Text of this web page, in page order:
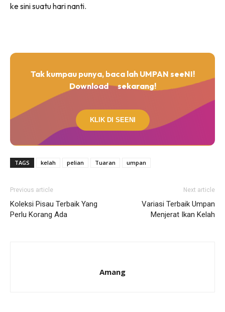
ke sini suatu hari nanti.
Tak kumpau punya, baca lah UMPAN seeNI!
Download
sekarang!
KLIK DI SEENI
TAGS kelah pelian Tuaran umpan
Previous article
Koleksi Pisau Terbaik Yang
Perlu Korang Ada
Next article
Variasi Terbaik Umpan
Menjerat Ikan Kelah
Amang